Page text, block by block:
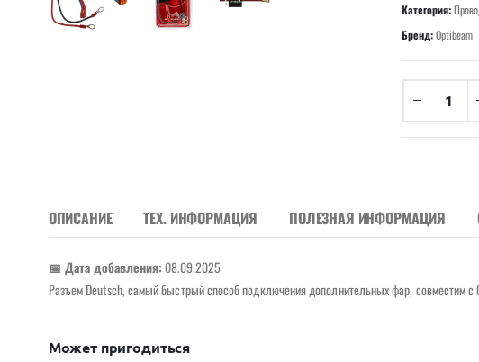
Категория:
Бренд:Optibeam
ОПИСАНИЕ ТЕХ. ИНФОРМАЦИЯ ПОЛЕЗНАЯ ИНФОРМАЦИЯ
📅 Дата добавления:08.09.2025
Разъем Deutsch, самый быстрый способ подключения дополнительных фар, совместим
Может пригодиться